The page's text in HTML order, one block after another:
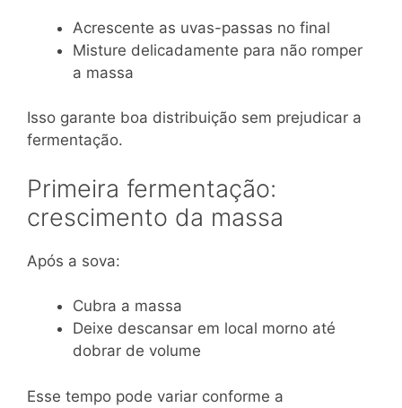
Acrescente as uvas-passas no final
Misture delicadamente para não romper
a massa
Isso garante boa distribuição sem prejudicar a
fermentação.
Primeira fermentação:
crescimento da massa
Após a sova:
Cubra a massa
Deixe descansar em local morno até
dobrar de volume
Esse tempo pode variar conforme a